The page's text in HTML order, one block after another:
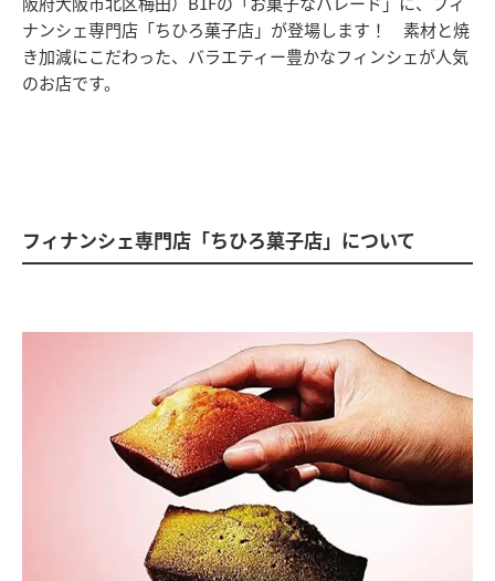
ナンシェ専門店「ちひろ菓子店」が登場します！ 素材と焼
き加減にこだわった、バラエティー豊かなフィンシェが人気
のお店です。
フィナンシェ専門店「ちひろ菓子店」について